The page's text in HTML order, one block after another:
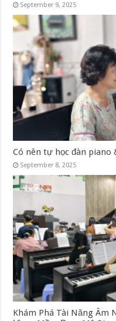
September 9, 2025
Có nên tự học đàn piano
September 8, 2025
Khám Phá Tài Năng Âm